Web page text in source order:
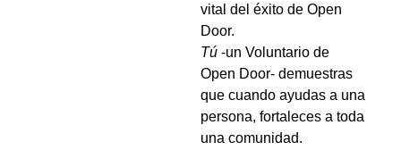
vital del éxito de Open
Door.
Tú -un Voluntario de
Open Door- demuestras
que cuando ayudas a una
persona, fortaleces a toda
una comunidad.